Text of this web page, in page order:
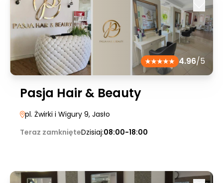
4.96/5
Pasja Hair & Beauty
pl. Żwirki i Wigury 9, Jasło
Teraz zamknięteDzisiaj:08:00-18:00